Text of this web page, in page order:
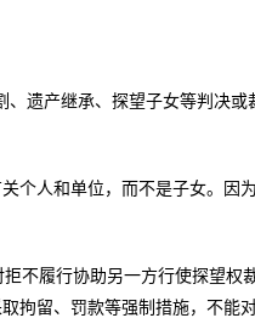
遗产继承、探望子女等判决或
人和单位，而不是子女。因
履行协助另一方行使探望权
拘留、罚款等强制措施，不能